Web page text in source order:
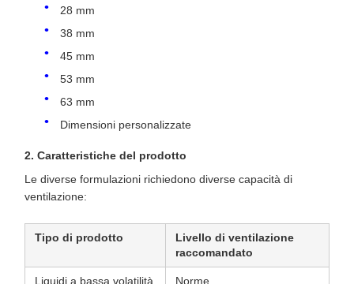
28 mm
38 mm
45 mm
53 mm
63 mm
Dimensioni personalizzate
2. Caratteristiche del prodotto
Le diverse formulazioni richiedono diverse capacità di
ventilazione:
Tipo di prodotto
Livello di ventilazione
raccomandato
Liquidi a bassa volatilità Norme